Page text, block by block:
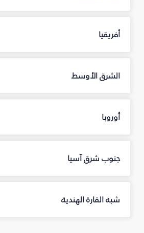
أفريقيا
الشرق الأوسط
أوروبا
جنوب شرق آسيا
شبه القارة الهندية